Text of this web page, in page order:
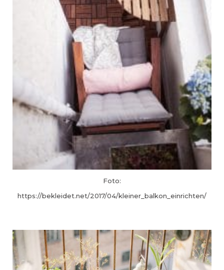
Foto:
https://bekleidet.net/2017/04/kleiner_balkon_einrichten/